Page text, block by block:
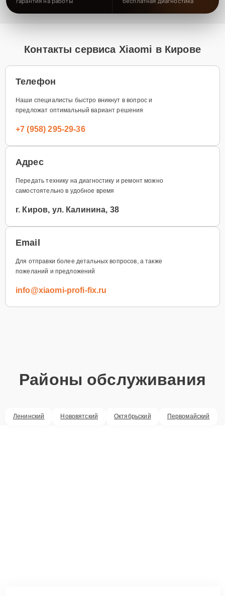
Контакты сервиса Xiaomi в Кирове
Телефон
Наши специалисты быстро вникнут в вопрос и
предложат оптимальный вариант решения
+7 (958) 295-29-36
Адрес
Передать технику на диагностику и ремонт можно
самостоятельно в удобное время
г. Киров, ул. Калинина, 38
Email
Для отправки более детальных вопросов, а также
пожеланий и предложений
info@xiaomi-profi-fix.ru
Районы обслуживания
Ленинский Нововятский Октябрьский Первомайский